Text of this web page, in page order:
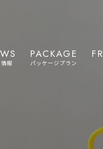
報
PACKAGE
パッケージプラン